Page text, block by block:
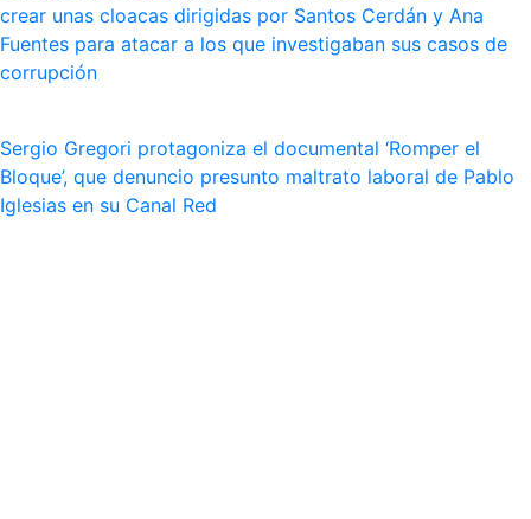
crear unas cloacas dirigidas por Santos Cerdán y Ana
Fuentes para atacar a los que investigaban sus casos de
corrupción
Sergio Gregori protagoniza el documental ‘Romper el
Bloque’, que denuncio presunto maltrato laboral de Pablo
Iglesias en su Canal Red